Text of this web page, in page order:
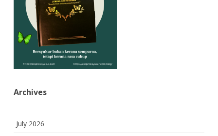
Archives
July 2026